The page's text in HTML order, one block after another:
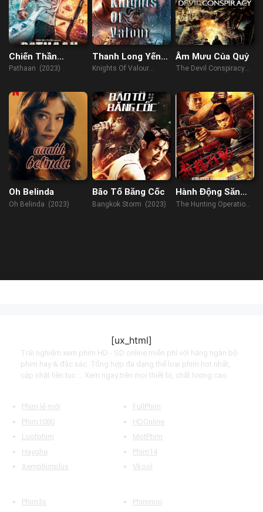
Chiến Thần
Pathaan
Pathaan (2023)
Thanh Long Yến
Nguyệt Đao
Knights Of Valour
Âm Mưu Của Quỷ
The Devil Conspiracy
Oh Belinda
Oh Belinda (2023)
Bão Tố Băng Cốc
Bangkok Storm (2023)
Hành Động Săn
Bắn
The Hunting Operations